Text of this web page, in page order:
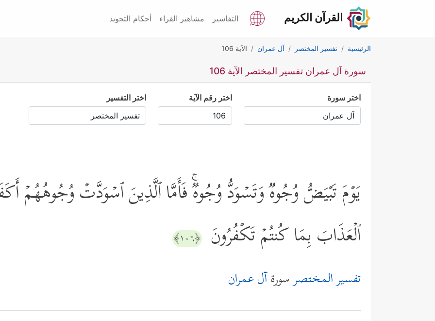
القرآن الكريم التفاسير مشاهير القراء أحكام التجويد
الرئيسية تفسير المختصر آل عمران الآية 106
سورة آل عمران تفسير المختصر الآية 106
اختر سورة اختر رقم الآية اختر التفسير
یَوۡمَ تَبۡیَضُّ وُجُوهࣱ وَتَسۡوَدُّ وُجُوهࣱۚ فَأَمَّا ٱلَّذِینَ ٱسۡوَدَّتۡ وُجُوهُهُمۡ
ٱلۡعَذَابَ بِمَا كُنتُمۡ تَكۡفُرُونَ ﴿١٠٦﴾
تفسير المختصرسورةآل عمران